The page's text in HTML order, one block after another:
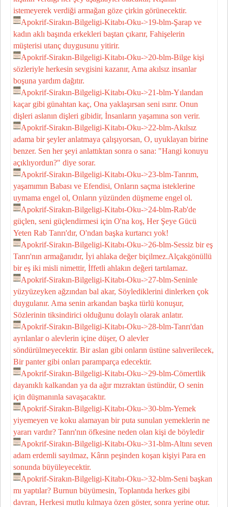
istemeyerek verdiği armağan göze çirkin görünecektir.
Apokrif-Sirakın-Bilgeligi-Kitabı-Oku->19-blm-Şarap ve
kadın aklı başında erkekleri baştan çıkarır, Fahişelerin
müşterisi utanç duygusunu yitirir.
Apokrif-Sirakın-Bilgeligi-Kitabı-Oku->20-blm-Bilge kişi
sözleriyle herkesin sevgisini kazanır, Ama akılsız insanlar
boşuna yardım dağıtır.
Apokrif-Sirakın-Bilgeligi-Kitabı-Oku->21-blm-Yılandan
kaçar gibi günahtan kaç, Ona yaklaşırsan seni ısırır. Onun
dişleri aslanın dişleri gibidir, İnsanların yaşamına son verir.
Apokrif-Sirakın-Bilgeligi-Kitabı-Oku->22-blm-Akılsız
adama bir şeyler anlatmaya çalışıyorsan, O, uyuklayan birine
benzer. Sen her şeyi anlattıktan sonra o sana: "Hangi konuyu
açıklıyordun?" diye sorar.
Apokrif-Sirakın-Bilgeligi-Kitabı-Oku->23-blm-Tanrım,
yaşamımın Babası ve Efendisi, Onların saçma isteklerine
uymama engel ol, Onların yüzünden düşmeme engel ol.
Apokrif-Sirakın-Bilgeligi-Kitabı-Oku->24-blm-Rab'de
güçlen, seni güçlendirmesi için O'na koş, Her Şeye Gücü
Yeten Rab Tanrı'dır, O'ndan başka kurtarıcı yok!
Apokrif-Sirakın-Bilgeligi-Kitabı-Oku->26-blm-Sessiz bir eş
Tanrı'nın armağanıdır, İyi ahlaka değer biçilmez.Alçakgönüllü
bir eş iki misli nimettir, İffetli ahlakın değeri tartılamaz.
Apokrif-Sirakın-Bilgeligi-Kitabı-Oku->27-blm-Seninle
yüzyüzeyken ağzından bal akar, Söylediklerini dinlerken çok
duygulanır. Ama senin arkandan başka türlü konuşur,
Sözlerinin tiksindirici olduğunu dolaylı olarak anlatır.
Apokrif-Sirakın-Bilgeligi-Kitabı-Oku->28-blm-Tanrı'dan
ayrılanlar o alevlerin içine düşer, O alevler
söndürülmeyecektir. Bir aslan gibi onların üstüne salıverilecek,
Bir panter gibi onları paramparça edecektir.
Apokrif-Sirakın-Bilgeligi-Kitabı-Oku->29-blm-Cömertlik
dayanıklı kalkandan ya da ağır mızraktan üstündür, O senin
için düşmanınla savaşacaktır.
Apokrif-Sirakın-Bilgeligi-Kitabı-Oku->30-blm-Yemek
yiyemeyen ve koku alamayan bir puta sunulan yemeklerin ne
yararı vardır? Tanrı'nın öfkesine neden olan kişi de böyledir
Apokrif-Sirakın-Bilgeligi-Kitabı-Oku->31-blm-Altını seven
adam erdemli sayılmaz, Kârın peşinden koşan kişiyi Para en
sonunda büyüleyecektir.
Apokrif-Sirakın-Bilgeligi-Kitabı-Oku->32-blm-Seni başkan
mı yaptılar? Burnun büyümesin, Toplantıda herkes gibi
davran, Herkesi mutlu kılmaya özen göster, sonra yerine otur.